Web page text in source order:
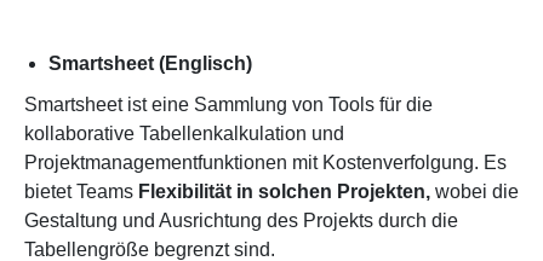
Smartsheet (Englisch)
Smartsheet ist eine Sammlung von Tools für die
kollaborative Tabellenkalkulation und
Projektmanagementfunktionen mit Kostenverfolgung. Es
bietet Teams Flexibilität in solchen Projekten, wobei die
Gestaltung und Ausrichtung des Projekts durch die
Tabellengröße begrenzt sind.